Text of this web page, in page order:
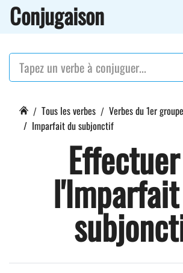
Conjugaison
Tous les verbes Verbes du 1er groupe
Imparfait du subjonctif